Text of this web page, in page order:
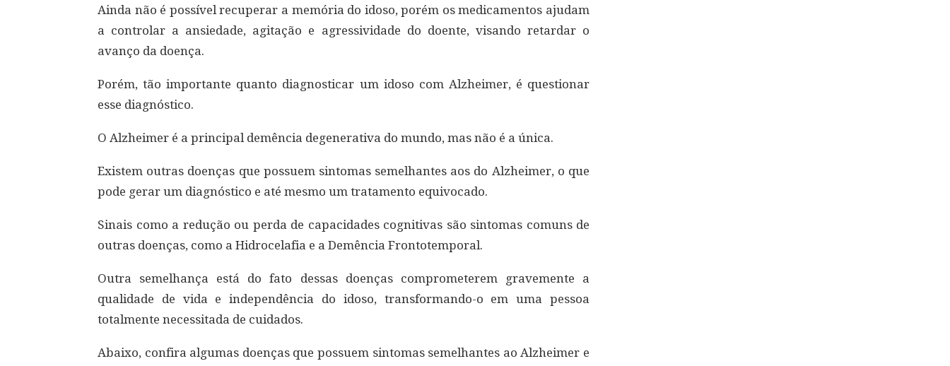
Ainda não é possível recuperar a memória do idoso, porém os medicamentos ajudam
a controlar a ansiedade, agitação e agressividade do doente, visando retardar o
avanço da doença.
Porém, tão importante quanto diagnosticar um idoso com Alzheimer, é questionar
esse diagnóstico.
O Alzheimer é a principal demência degenerativa do mundo, mas não é a única.
Existem outras doenças que possuem sintomas semelhantes aos do Alzheimer, o que
pode gerar um diagnóstico e até mesmo um tratamento equivocado.
Sinais como a redução ou perda de capacidades cognitivas são sintomas comuns de
outras doenças, como a Hidrocelafia e a Demência Frontotemporal.
Outra semelhança está do fato dessas doenças comprometerem gravemente a
qualidade de vida e independência do idoso, transformando-o em uma pessoa
totalmente necessitada de cuidados.
Abaixo, confira algumas doenças que possuem sintomas semelhantes ao Alzheimer e